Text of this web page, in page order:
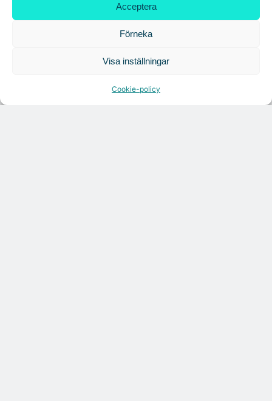
Acceptera
Förneka
Visa inställningar
Cookie-policy
Croisette rådgivare vid fastighetsaffär